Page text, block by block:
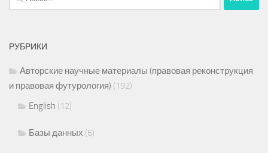
РУБРИКИ
Авторские научные материалы (правовая реконструкция
и правовая футурология) (192)
English (12)
Базы данных (6)